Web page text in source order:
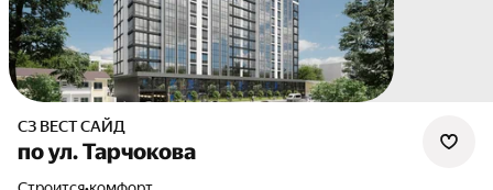
СЗ ВЕСТ САЙД
по ул. Тарчокова